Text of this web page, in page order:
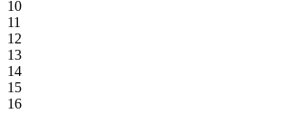
10
11
12
13
14
15
16